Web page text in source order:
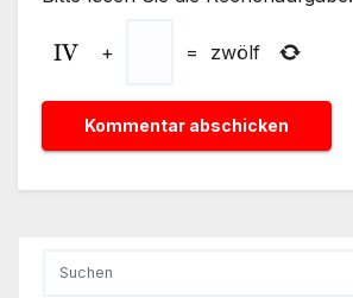
+ = zwölf